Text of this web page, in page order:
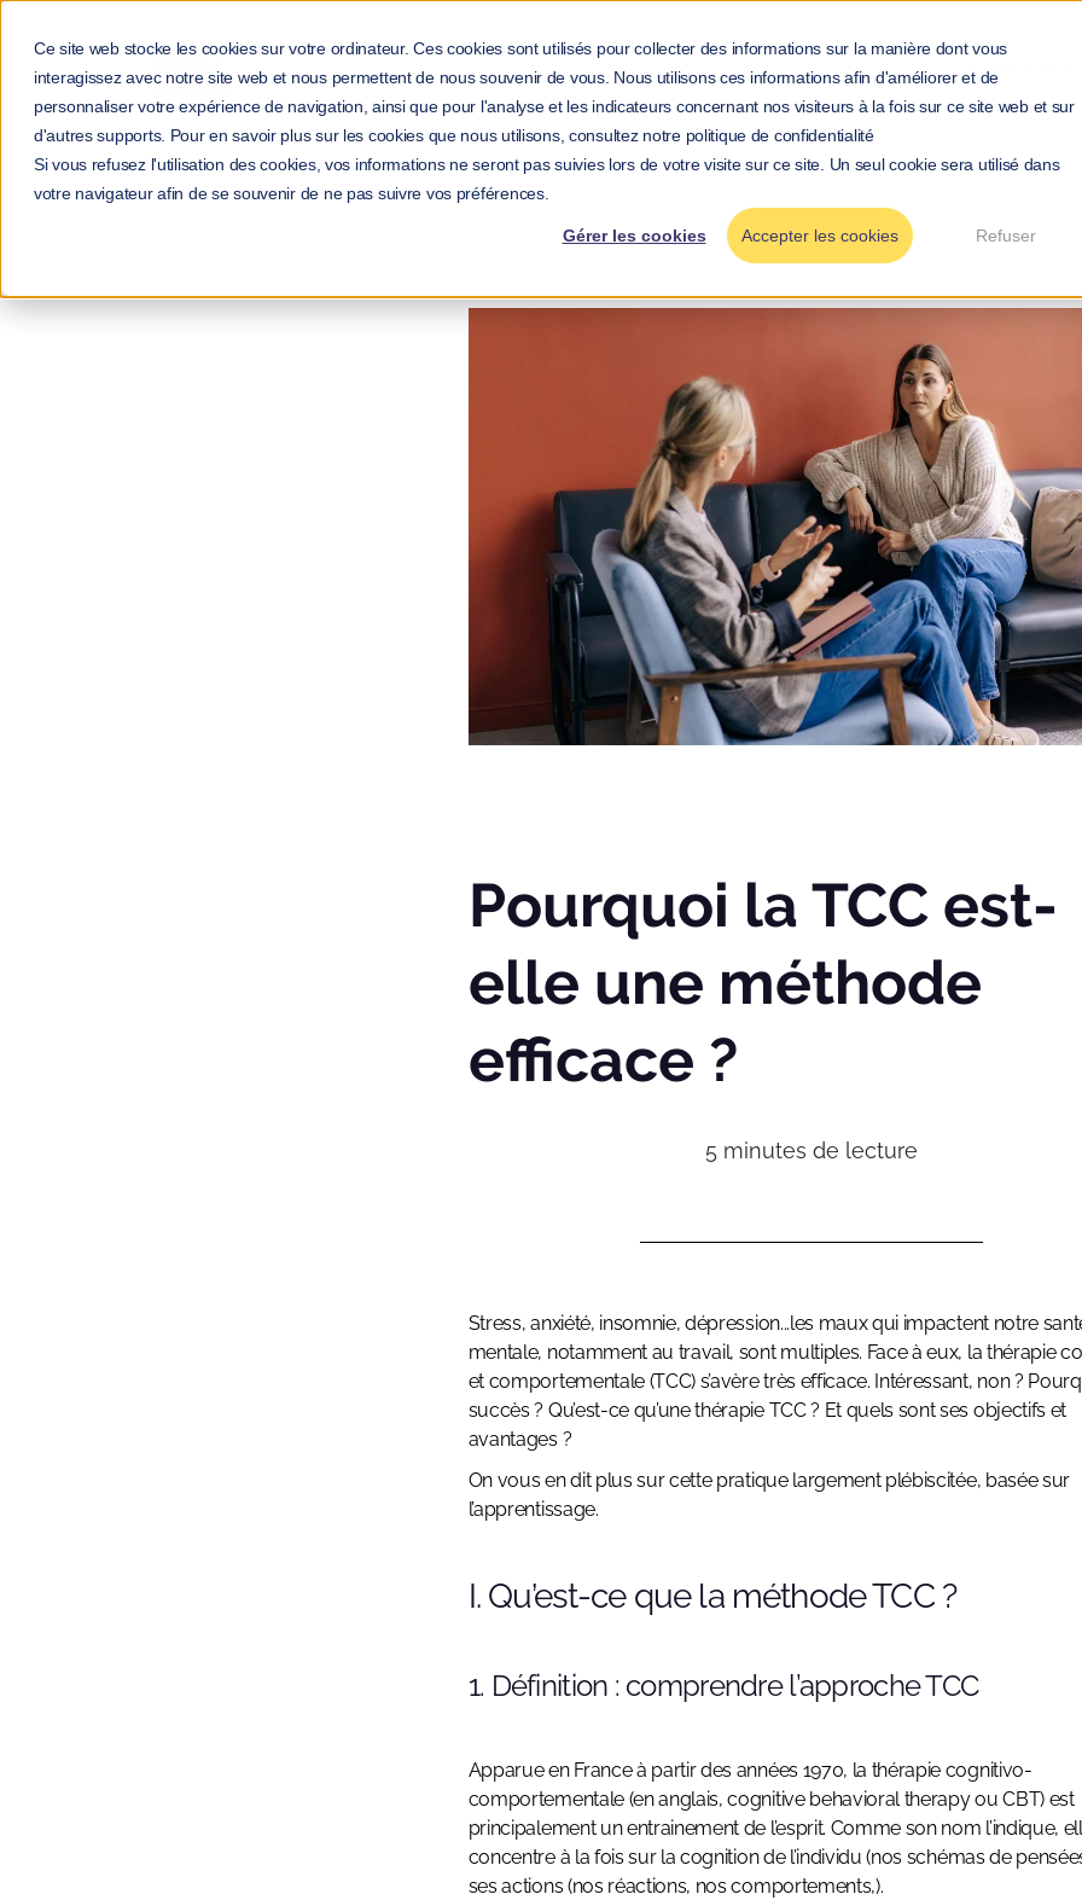
Ce site web stocke les cookies sur votre ordinateur. Ces cookies sont utilisés pour collecter des informations sur la manière dont vous
interagissez avec notre site web et nous permettent de nous souvenir de vous. Nous utilisons ces informations afin d'améliorer et de
personnaliser votre expérience de navigation, ainsi que pour l'analyse et les indicateurs concernant nos visiteurs à la fois sur ce site web et sur
d'autres supports. Pour en savoir plus sur les cookies que nous utilisons, consultez notre politique de confidentialité
Si vous refusez l'utilisation des cookies, vos informations ne seront pas suivies lors de votre visite sur ce site. Un seul cookie sera utilisé dans
votre navigateur afin de se souvenir de ne pas suivre vos préférences.
Gérer les cookies Accepter les cookies Refuser
S'INSCRIRE
Accueil
Pourquoi la TCC est-
elle une méthode
efficace ?
5 minutes de lecture
Stress, anxiété, insomnie, dépression...les maux qui impactent notre
mentale, notamment au travail, sont multiples. Face à eux, la thérapie
et comportementale (TCC) s’avère très efficace. Intéressant, non ?
succès ? Qu’est-ce qu’une thérapie TCC ? Et quels sont ses objectifs et
avantages ?
On vous en dit plus sur cette pratique largement plébiscitée, basée sur
l’apprentissage.
I. Qu’est-ce que la méthode TCC ?
1. Définition : comprendre l’approche TCC
Apparue en France à partir des années 1970, la thérapie cognitivo-
comportementale (en anglais, cognitive behavioral therapy ou CBT) est
principalement un entrainement de l’esprit. Comme son nom l’indique,
concentre à la fois sur la cognition de l’individu (nos schémas de
ses actions (nos réactions, nos comportements,).